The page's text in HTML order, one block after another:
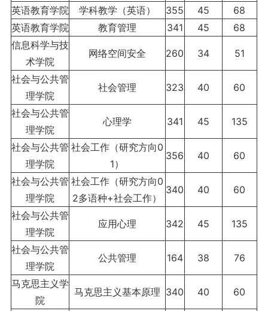
英语教育学院
学科教学（英语） 355 45
68
英语教育学院
教育管理 341 45
68
信息科学与技
术学院
网络空间安全 260 34 51
社会与公共管
理学院
社会管理 323 40 60
社会与公共管
理学院
心理学 341 45 135
社会与公共管
理学院
社会工作（研究方向0
1）
356 40 60
社会与公共管
理学院
社会工作（研究方向0
2多语种+社会工作）
340 40 60
社会与公共管
理学院
应用心理 342 45 135
社会与公共管
理学院
公共管理 164 38 76
马克思主义学
院
马克思主义基本原理 340 40 60